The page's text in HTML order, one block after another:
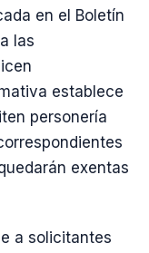
en el Boletín
las
establece
personería
exentas
a solicitantes